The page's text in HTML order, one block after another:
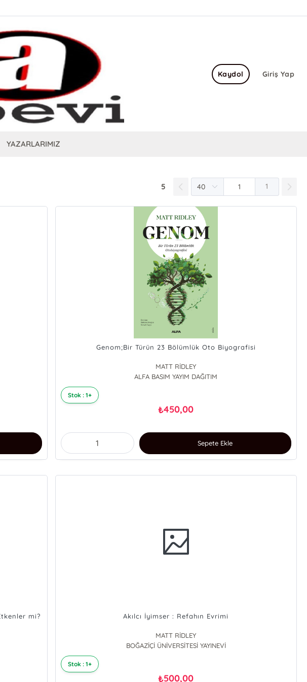
Giriş Yap
Kaydol
YAZARLARIMIZ
5 1
Genom;Bir Türün 23 Bölümlük Oto Biyografisi
MATT RİDLEY
ALFA BASIM YAYIM DAĞITIM
Stok : 1+
₺450,00
Sepete Ekle
mi? Akılcı İyimser : Refahın Evrimi
MATT RİDLEY
BOĞAZİÇİ ÜNİVERSİTESİ YAYINEVİ
Stok : 1+
₺500,00